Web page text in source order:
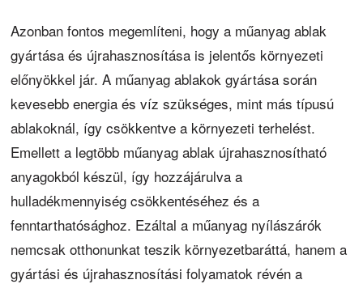
Azonban fontos megemlíteni, hogy a műanyag ablak
gyártása és újrahasznosítása is jelentős környezeti
előnyökkel jár. A műanyag ablakok gyártása során
kevesebb energia és víz szükséges, mint más típusú
ablakoknál, így csökkentve a környezeti terhelést.
Emellett a legtöbb műanyag ablak újrahasznosítható
anyagokból készül, így hozzájárulva a
hulladékmennyiség csökkentéséhez és a
fenntarthatósághoz. Ezáltal a műanyag nyílászárók
nemcsak otthonunkat teszik környezetbaráttá, hanem a
gyártási és újrahasznosítási folyamatok révén a